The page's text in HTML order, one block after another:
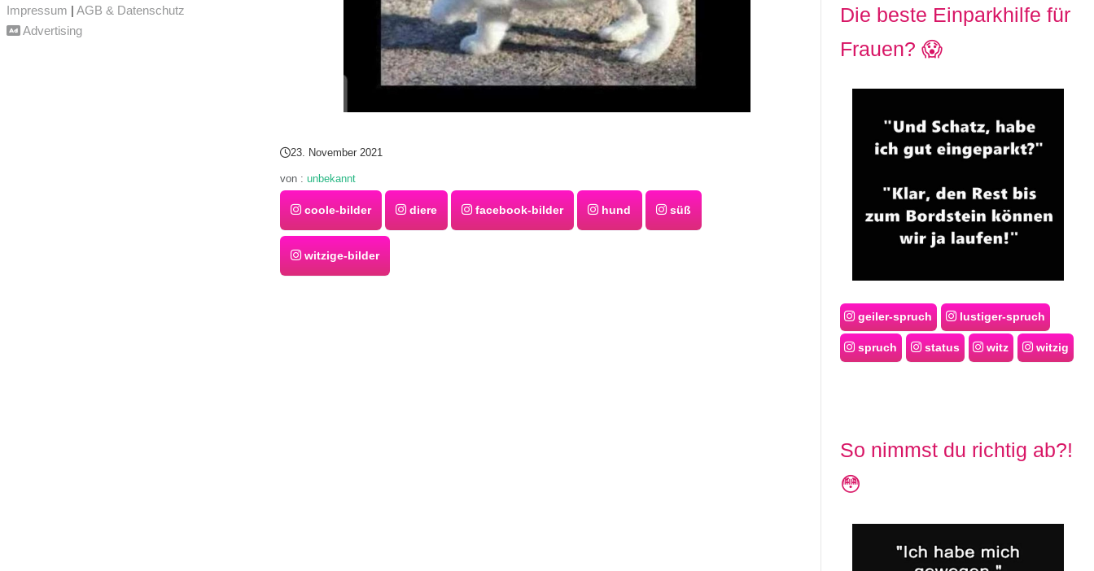
Impressum | AGB & Datenschutz
Advertising
23. November 2021
von : unbekannt
coole-bilder diere facebook-bilder hund süß
witzige-bilder
Die beste Einparkhilfe für
Frauen? 😱
geiler-spruch lustiger-spruch
spruch status witz witzig
So nimmst du richtig ab?!
😳